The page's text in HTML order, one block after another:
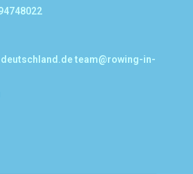
team@rowing-in-